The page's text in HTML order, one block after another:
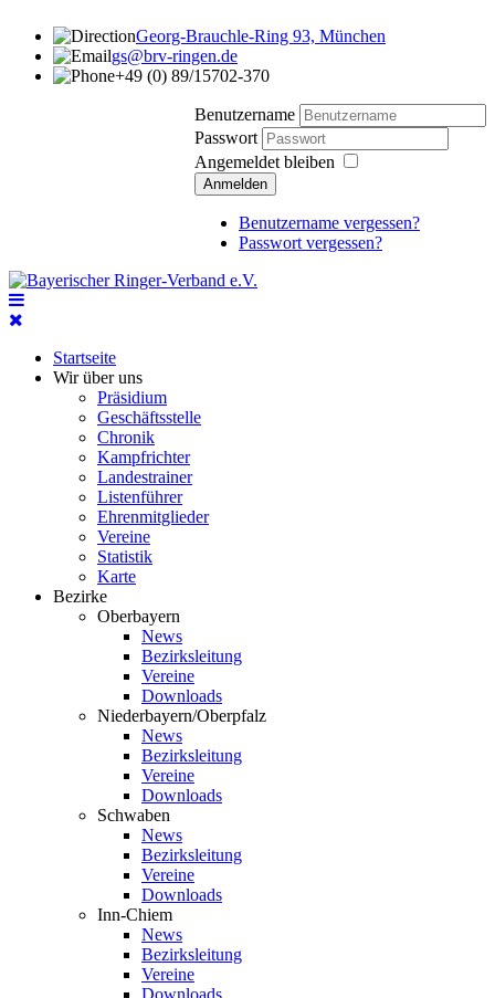
Georg-Brauchle-Ring 93, München
gs@brv-ringen.de
+49 (0) 89/15702-370
Benutzername
Passwort
Angemeldet bleiben
Anmelden
Benutzername vergessen?
Passwort vergessen?
Startseite
Wir über uns
Präsidium
Geschäftsstelle
Chronik
Kampfrichter
Landestrainer
Listenführer
Ehrenmitglieder
Vereine
Statistik
Karte
Bezirke
Oberbayern
News
Bezirksleitung
Vereine
Downloads
Niederbayern/Oberpfalz
News
Bezirksleitung
Vereine
Downloads
Schwaben
News
Bezirksleitung
Vereine
Downloads
Inn-Chiem
News
Bezirksleitung
Vereine
Downloads